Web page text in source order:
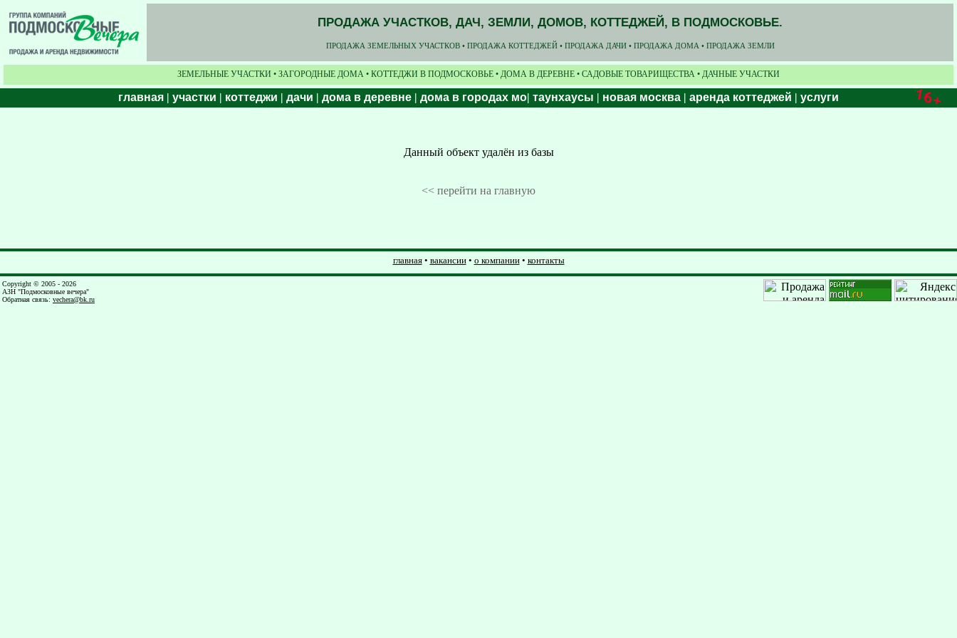
ПРОДАЖА УЧАСТКОВ, ДАЧ, ЗЕМЛИ, ДОМОВ, КОТТЕДЖЕЙ, В ПОДМОСКОВЬЕ.
ПРОДАЖА ЗЕМЕЛЬНЫХ УЧАСТКОВ • ПРОДАЖА КОТТЕДЖЕЙ • ПРОДАЖА ДАЧИ • ПРОДАЖА ДОМА • ПРОДАЖА ЗЕМЛИ
ЗЕМЕЛЬНЫЕ УЧАСТКИ • ЗАГОРОДНЫЕ ДОМА • КОТТЕДЖИ В ПОДМОСКОВЬЕ • ДОМА В ДЕРЕВНЕ • САДОВЫЕ ТОВАРИЩЕСТВА • ДАЧНЫЕ УЧАСТКИ
главная | участки | коттеджи | дачи | дома в деревне | дома в городах мо| таунхаусы | новая москва | аренда коттеджей | услуги
Данный объект удалён из базы
<< перейти на главную
главная• вакансии• о компании• контакты
Copyright © 2005 - 2026
АЗН "Подмосковные вечера"
Обратная связь: vechera@bk.ru